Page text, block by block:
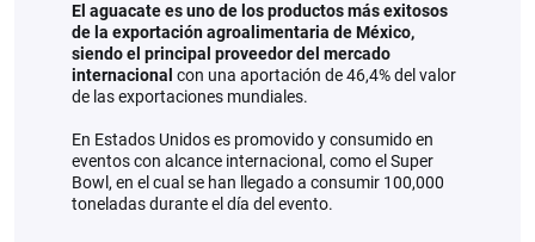
El aguacate es uno de los productos más exitosos
de la exportación agroalimentaria de México,
siendo el principal proveedor del mercado
internacional con una aportación de 46,4% del valor
de las exportaciones mundiales.
En Estados Unidos es promovido y consumido en
eventos con alcance internacional, como el Super
Bowl, en el cual se han llegado a consumir 100,000
toneladas durante el día del evento.